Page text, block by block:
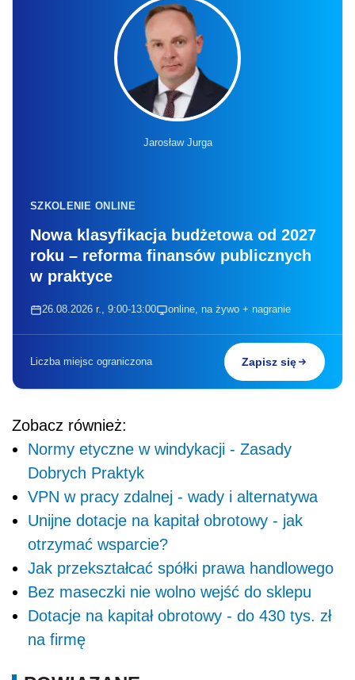
Jarosław Jurga
SZKOLENIE ONLINE
Nowa klasyfikacja budżetowa od 2027
roku – reforma finansów publicznych
w praktyce
26.08.2026 r., 9:00-13:00 online, na żywo + nagranie
Liczba miejsc ograniczona Zapisz się
Zobacz również:
Normy etyczne w windykacji - Zasady
Dobrych Praktyk
VPN w pracy zdalnej - wady i alternatywa
Unijne dotacje na kapitał obrotowy - jak
otrzymać wsparcie?
Jak przekształcać spółki prawa handlowego
Bez maseczki nie wolno wejść do sklepu
Dotacje na kapitał obrotowy - do 430 tys. zł
na firmę